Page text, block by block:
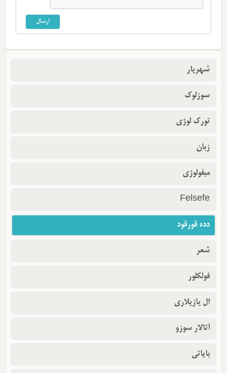
شهریار
سوزلوک
تورک لوژی
زبان
میفولوژی
Felsefe
دده قورقود
شعر
فولکلور
ال یازیلاری
آتالار سوزو
بایاتی